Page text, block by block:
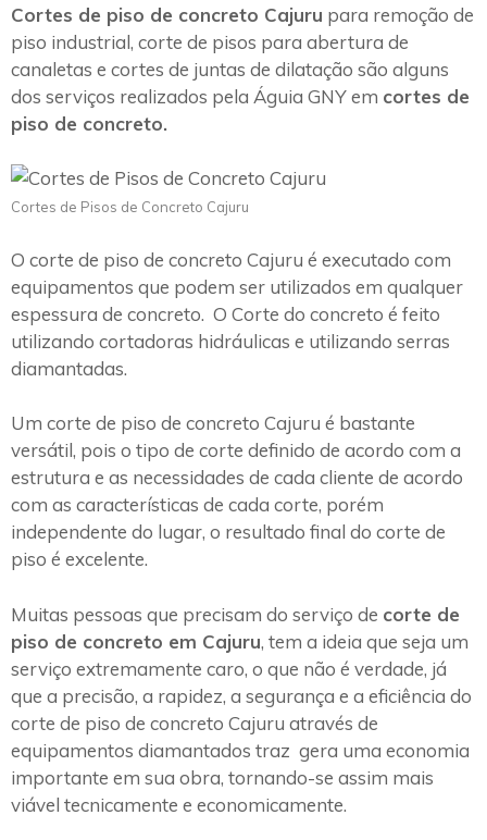
Cortes de piso de concreto Cajuru para remoção de
piso industrial, corte de pisos para abertura de
canaletas e cortes de juntas de dilatação são alguns
dos serviços realizados pela Águia GNY em cortes de
piso de concreto.
Cortes de Pisos de Concreto Cajuru
O corte de piso de concreto Cajuru é executado com
equipamentos que podem ser utilizados em qualquer
espessura de concreto. O Corte do concreto é feito
utilizando cortadoras hidráulicas e utilizando serras
diamantadas.
Um corte de piso de concreto Cajuru é bastante
versátil, pois o tipo de corte definido de acordo com a
estrutura e as necessidades de cada cliente de acordo
com as características de cada corte, porém
independente do lugar, o resultado final do corte de
piso é excelente.
Muitas pessoas que precisam do serviço de corte de
piso de concreto em Cajuru, tem a ideia que seja um
serviço extremamente caro, o que não é verdade, já
que a precisão, a rapidez, a segurança e a eficiência do
corte de piso de concreto Cajuru através de
equipamentos diamantados traz gera uma economia
importante em sua obra, tornando-se assim mais
viável tecnicamente e economicamente.